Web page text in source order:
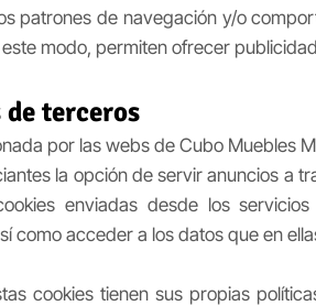
patrones de navegación y/o
modo, permiten ofrecer
terceros
por las webs de Cubo Muebles
la opción de servir anuncios a
enviadas desde los
como acceder a los datos que en
cookies tienen sus propias